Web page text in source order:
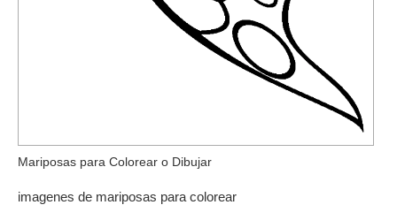
Mariposas para Colorear o Dibujar
imagenes de mariposas para colorear